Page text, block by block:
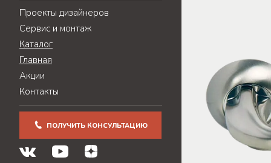
Проекты дизайнеров
Сервис и монтаж
Каталог
Главная
Акции
Контакты
ПОЛУЧИТЬ КОНСУЛЬТАЦИЮ